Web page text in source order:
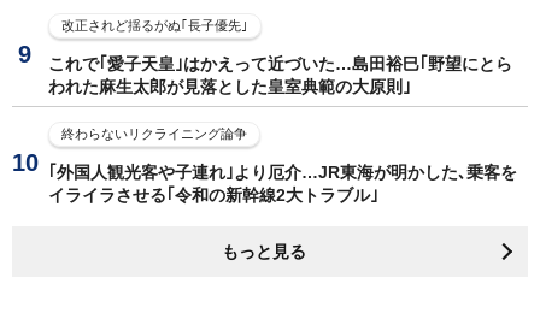
改正されど揺るがぬ｢長子優先｣
これで｢愛子天皇｣はかえって近づいた…島田裕巳｢野望にとら
われた麻生太郎が見落とした皇室典範の大原則｣
終わらないリクライニング論争
｢外国人観光客や子連れ｣より厄介…JR東海が明かした､乗客を
イライラさせる｢令和の新幹線2大トラブル｣
もっと見る